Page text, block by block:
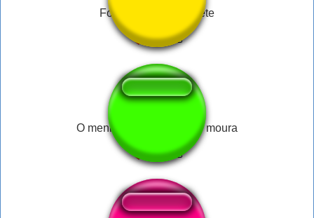
Fox- Mission Complete
O menino é v1Ad0 nando moura